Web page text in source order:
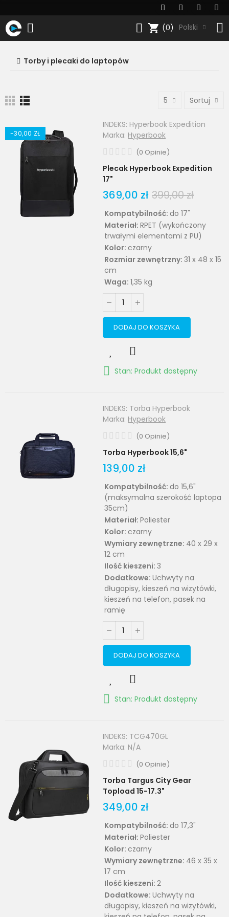
shopping_cart (0) Polski
Torby i plecaki do laptopów
5 Sortuj
-30,00 ZŁ
INDEKS: Hyperbook Expedition
Marka: Hyperbook
(0 Opinie)
Plecak Hyperbook Expedition
17"
369,00 zł 399,00 zł
Kompatybilność: do 17"
Materiał:RPET (wykończony
trwałymi elementami z PU)
Kolor: czarny
Rozmiar zewnętrzny:31 x 48 x 15
cm
Waga:1,35 kg
DODAJ DO KOSZYKA
Stan: Produkt dostępny
INDEKS: Torba Hyperbook
Marka: Hyperbook
(0 Opinie)
Torba Hyperbook 15,6"
139,00 zł
Kompatybilność: do 15,6"
(maksymalna szerokość laptopa
35cm)
Materiał:Poliester
Kolor: czarny
Wymiary zewnętrzne: 40 x 29 x
12 cm
Ilość kieszeni:3
Dodatkowe:Uchwyty na
długopisy, kieszeń na wizytówki,
kieszeń na telefon, pasek na
ramię
DODAJ DO KOSZYKA
Stan: Produkt dostępny
INDEKS: TCG470GL
Marka: N/A
(0 Opinie)
Torba Targus City Gear
Topload 15-17.3"
349,00 zł
Kompatybilność: do 17,3"
Materiał:Poliester
Kolor: czarny
Wymiary zewnętrzne: 46 x 35 x
17 cm
Ilość kieszeni:2
Dodatkowe:Uchwyty na
długopisy, kieszeń na wizytówki,